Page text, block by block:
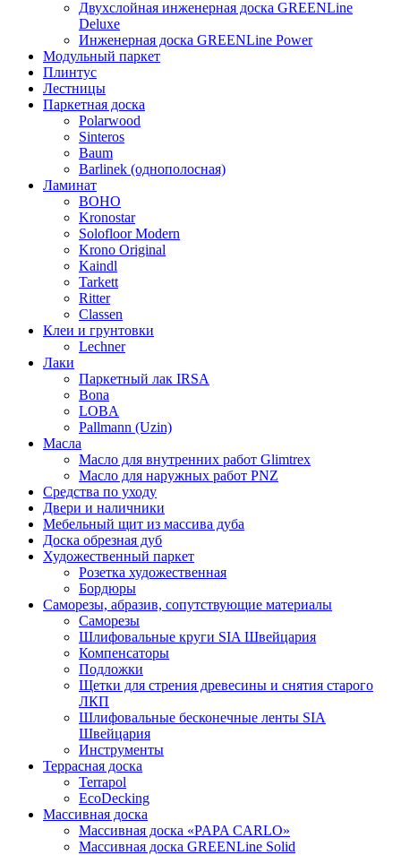
Двухслойная инженерная доска GREENLine
Deluxe
Инженерная доска GREENLine Power
Модульный паркет
Плинтус
Лестницы
Паркетная доска
Polarwood
Sinteros
Baum
Barlinek (однополосная)
Ламинат
BOHO
Kronostar
Solofloor Modern
Krono Original
Kaindl
Tarkett
Ritter
Classen
Клеи и грунтовки
Lechner
Лаки
Паркетный лак IRSA
Bona
LOBA
Pallmann (Uzin)
Масла
Масло для внутренних работ Glimtrex
Масло для наружных работ PNZ
Средства по уходу
Двери и наличники
Мебельный щит из массива дуба
Доска обрезная дуб
Художественный паркет
Розетка художественная
Бордюры
Саморезы, абразив, сопутствующие материалы
Саморезы
Шлифовальные круги SIA Швейцария
Компенсаторы
Подложки
Щетки для стрения древесины и снятия старого
ЛКП
Шлифовальные бесконечные ленты SIA
Швейцария
Инструменты
Террасная доска
Terrapol
EcoDecking
Массивная доска
Массивная доска «PAPA CARLO»
Массивная доска GREENLine Solid